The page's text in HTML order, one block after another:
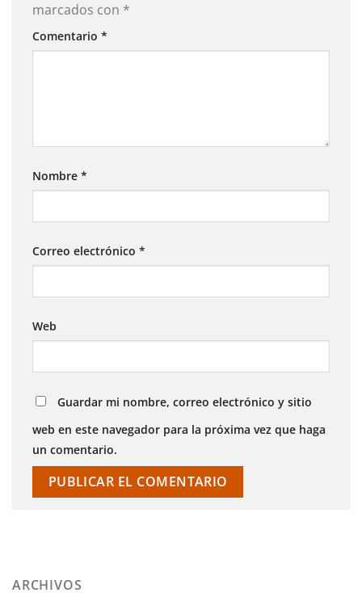
marcados con *
Comentario *
Nombre *
Correo electrónico *
Web
Guardar mi nombre, correo electrónico y sitio
web en este navegador para la próxima vez que haga
un comentario.
ARCHIVOS